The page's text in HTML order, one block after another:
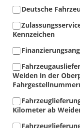
Deutsche
Kennzeichen
Weiden in der
Kilometer ab